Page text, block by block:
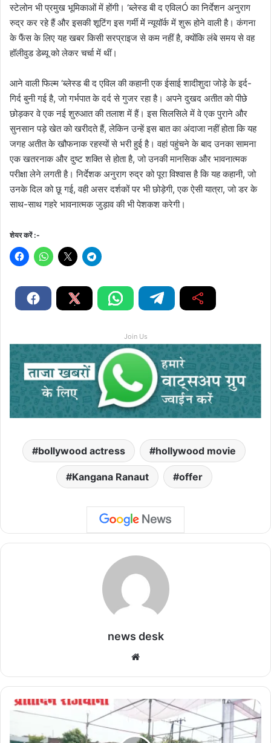
स्टेलोन भी प्रमुख भूमिकाओं में होंगी। ‘ब्लेस्ड बी द एविलÓ का निर्देशन अनुराग
रुद्र कर रहे हैं और इसकी शूटिंग इस गर्मी में न्यूयॉर्क में शुरू होने वाली है। कंगना
के फैंस के लिए यह खबर किसी सरप्राइज से कम नहीं है, क्योंकि लंबे समय से वह
हॉलीवुड डेब्यू को लेकर चर्चा में थीं।
आने वाली फिल्म ‘ब्लेस्ड बी द एविल की कहानी एक ईसाई शादीशुदा जोड़े के इर्द-
गिर्द बुनी गई है, जो गर्भपात के दर्द से गुजर रहा है। अपने दुखद अतीत को पीछे
छोड़कर वे एक नई शुरुआत की तलाश में हैं। इस सिलसिले में वे एक पुराने और
सुनसान पड़े खेत को खरीदते हैं, लेकिन उन्हें इस बात का अंदाजा नहीं होता कि यह
जगह अतीत के खौफनाक रहस्यों से भरी हुई है। वहां पहुंचने के बाद उनका सामना
एक खतरनाक और दुष्ट शक्ति से होता है, जो उनकी मानसिक और भावनात्मक
परीक्षा लेने लगती है। निर्देशक अनुराग रुद्र को पूरा विश्वास है कि यह कहानी, जो
उनके दिल को छू गई, वही असर दर्शकों पर भी छोड़ेगी, एक ऐसी यात्रा, जो डर के
साथ-साथ गहरे भावनात्मक जुड़ाव की भी पेशकश करेगी।
शेयर करें :-
Join Us
bollywood actress hollywood movie
Kangana Ranaut offer
news desk
te
सु